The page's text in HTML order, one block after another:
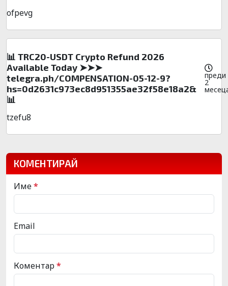
ofpevg
📊 TRC20-USDT Crypto Refund 2026
Available Today ➤➤➤
telegra.ph/COMPENSATION-05-12-9?
hs=0d2631c973ec8d951355ae32f58e18a2&
📊
преди
2
tzefu8
КОМЕНТИРАЙ
Име*
Email
Коментар*